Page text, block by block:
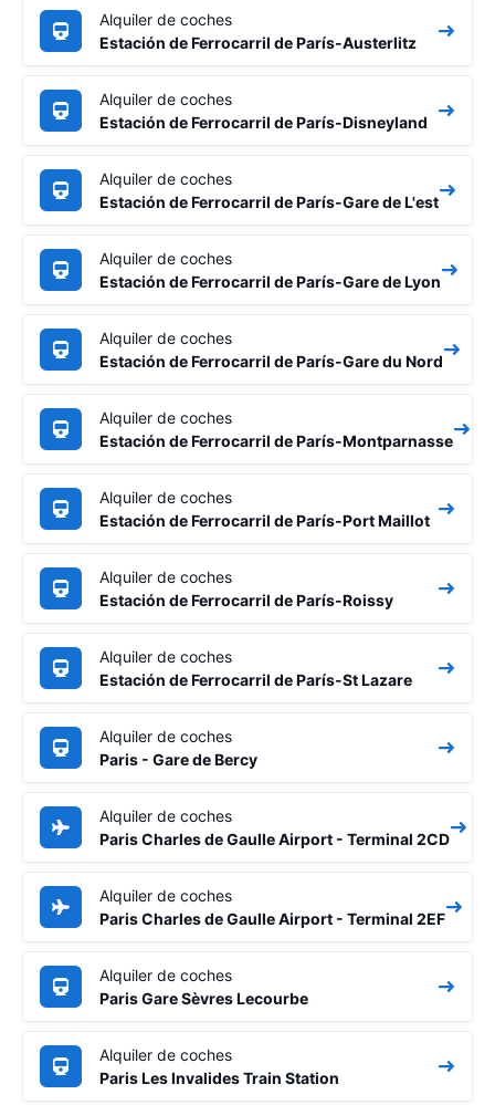
Alquiler de coches
Estación de Ferrocarril de París-Austerlitz
Alquiler de coches
Estación de Ferrocarril de París-Disneyland
Alquiler de coches
Estación de Ferrocarril de París-Gare de L'est
Alquiler de coches
Estación de Ferrocarril de París-Gare de Lyon
Alquiler de coches
Estación de Ferrocarril de París-Gare du Nord
Alquiler de coches
Estación de Ferrocarril de París-Montparnasse
Alquiler de coches
Estación de Ferrocarril de París-Port Maillot
Alquiler de coches
Estación de Ferrocarril de París-Roissy
Alquiler de coches
Estación de Ferrocarril de París-St Lazare
Alquiler de coches
Paris - Gare de Bercy
Alquiler de coches
Paris Charles de Gaulle Airport - Terminal 2CD
Alquiler de coches
Paris Charles de Gaulle Airport - Terminal 2EF
Alquiler de coches
Paris Gare Sèvres Lecourbe
Alquiler de coches
Paris Les Invalides Train Station